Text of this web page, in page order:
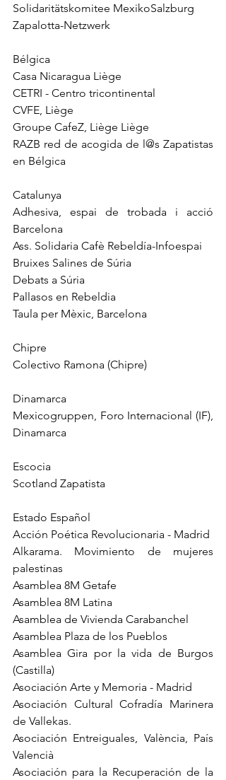
Solidaritätskomitee MexikoSalzburg
Zapalotta-Netzwerk
Bélgica
Casa Nicaragua Liège
CETRI - Centro tricontinental
CVFE, Liège
Groupe CafeZ, Liège Liège
RAZB red de acogida de l@s Zapatistas
en Bélgica
Adhesiva, espai de trobada i acció
Barcelona
Ass. Solidaria Cafè Rebeldía-Infoespai
Bruixes Salines de Súria
Debats a Súria
Pallasos en Rebeldia
Taula per Mèxic, Barcelona
Chipre
Colectivo Ramona (Chipre)
Dinamarca
Mexicogruppen, Foro Internacional (IF),
Dinamarca
Escocia
Scotland Zapatista
Estado Español
Acción Poética Revolucionaria - Madrid
Alkarama. Movimiento de mujeres
palestinas
Asamblea 8M Getafe
Asamblea 8M Latina
Asamblea de Vivienda Carabanchel
Asamblea Plaza de los Pueblos
Asamblea Gira por la vida de Burgos
(Castilla)
Asociación Arte y Memoria - Madrid
Asociación Cultural Cofradía Marinera
de Vallekas.
Asociación Entreiguales, València, País
Valencià
Asociación para la Recuperación de la